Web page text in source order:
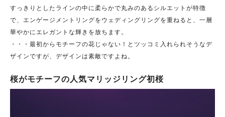
すっきりとしたラインの中に柔らかで丸みのあるシルエットが特徴
で、エンゲージメントリングをウェディングリングを重ねると、一層
華やかにエレガントな輝きを放ちます。
・・・最初からモチーフの花じゃない！とツッコミ入れられそうなデ
ザインですが、デザインは素敵ですよね。
桜がモチーフの人気マリッジリング初桜